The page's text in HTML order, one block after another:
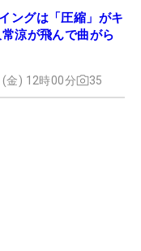
ングは「圧縮」がキ
涼が飛んで曲がら
金) 12時00分 35